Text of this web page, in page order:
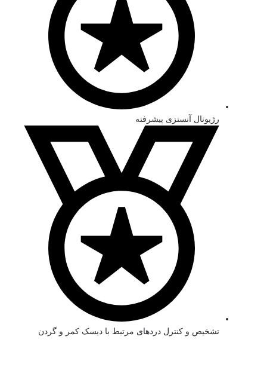
رژیونال آنستزی پیشرفته
تشخیص و کنترل دردهای مرتبط با دیسک کمر و گردن